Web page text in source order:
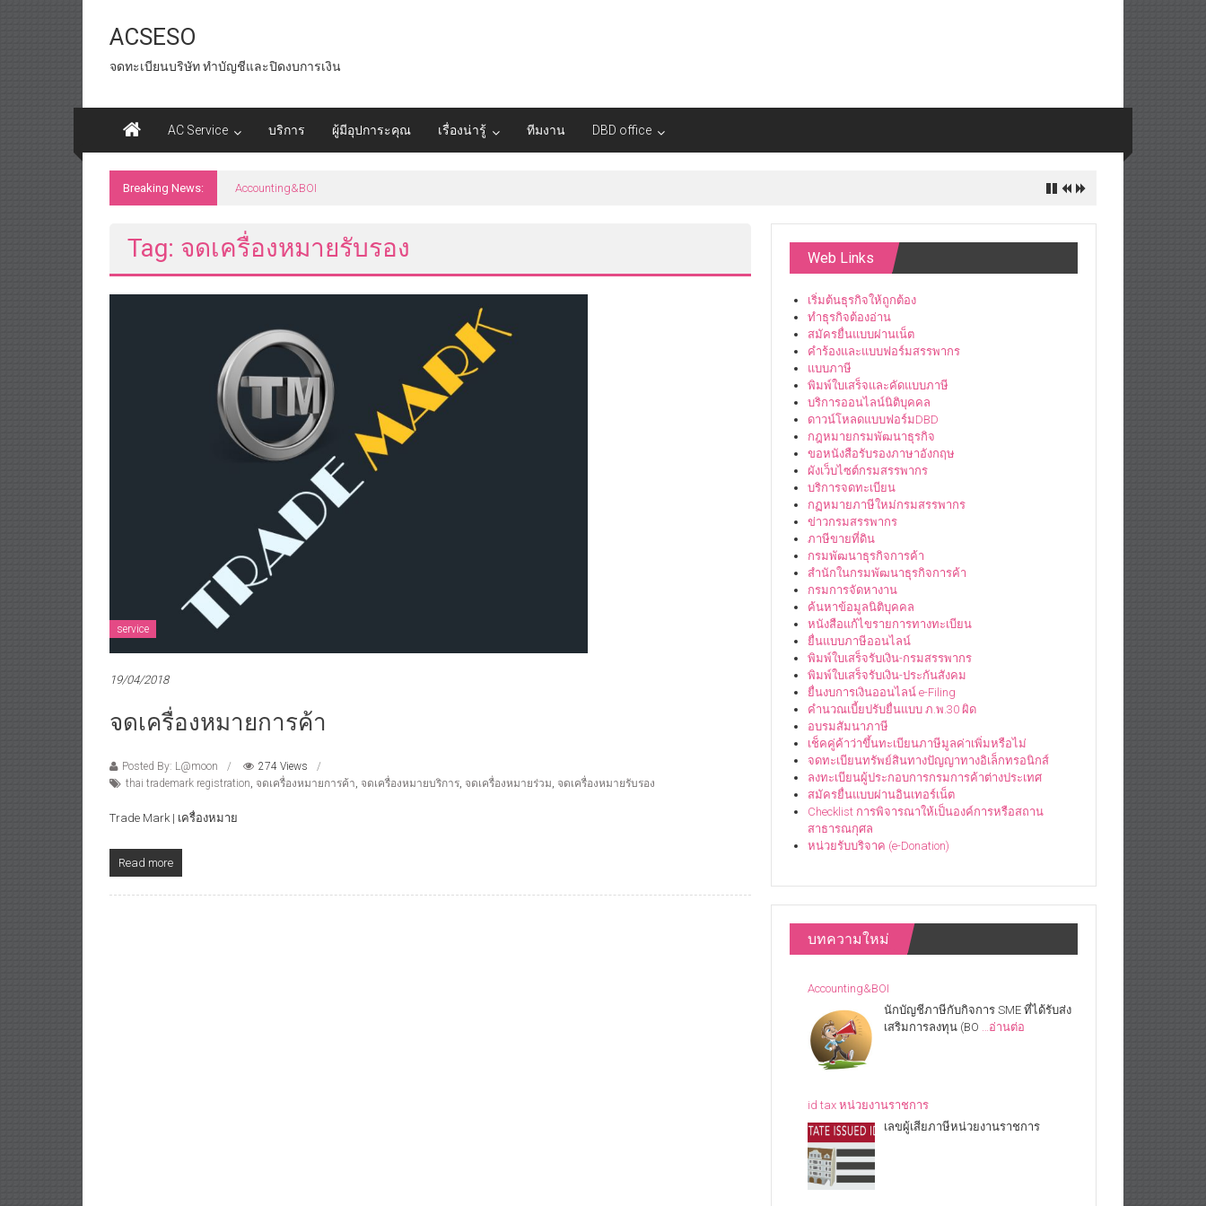
contentACSESO
จดทะเบียนบริษัท ทำบัญชีและปิดงบการเงิน
AC Service บริการ ผู้มีอุปการะคุณ เรื่องน่ารู้ ทีมงาน DBD office
Breaking News: id tax หน่วยงานราชการ
Tag: จดเครื่องหมายรับรอง
service
19/04/2018
จดเครื่องหมายการค้า
Posted By: L@moon
274 Views
thai trademark registration จดเครื่องหมายการค้า จดเครื่องหมายบริการ จดเครื่องหมายร่วม จดเครื่องหมายรับรอง
Trade Mark | เครื่องหมาย
Read more
Web Links
เริ่มต้นธุรกิจให้ถูกต้อง
ทำธุรกิจต้องอ่าน
สมัครยื่นแบบผ่านเน็ต
คำร้องและแบบฟอร์มสรรพากร
แบบภาษี
พิมพ์ใบเสร็จและคัดแบบภาษี
บริการออนไลน์นิติบุคคล
ดาวน์โหลดแบบฟอร์มDBD
กฎหมายกรมพัฒนาธุรกิจ
ขอหนังสือรับรองภาษาอังกฤษ
ผังเว็บไซต์กรมสรรพากร
บริการจดทะเบียน
กฏหมายภาษีใหม่กรมสรรพากร
ข่าวกรมสรรพากร
ภาษีขายที่ดิน
กรมพัฒนาธุรกิจการค้า
สำนักในกรมพัฒนาธุรกิจการค้า
กรมการจัดหางาน
ค้นหาข้อมูลนิติบุคคล
หนังสือแก้ไขรายการทางทะเบียน
ยื่นแบบภาษีออนไลน์
พิมพ์ใบเสร็จรับเงิน-กรมสรรพากร
พิมพ์ใบเสร็จรับเงิน-ประกันสังคม
ยื่นงบการเงินออนไลน์ e-Filing
คำนวณเบี้ยปรับยื่นแบบ ภ.พ.30 ผิด
อบรมสัมนาภาษี
เช็คคู่ค้าว่าขึ้นทะเบียนภาษีมูลค่าเพิ่มหรือไม่
จดทะเบียนทรัพย์สินทางปัญญาทางอิเล็กทรอนิกส์
ลงทะเบียนผู้ประกอบการกรมการค้าต่างประเทศ
สมัครยื่นแบบผ่านอินเทอร์เน็ต
Checklist การพิจารณาให้เป็นองค์การหรือสถาน
สาธารณกุศล
หน่วยรับบริจาค (e-Donation)
บทความใหม่
Accounting&BOI
นักบัญชีภาษีกับกิจการ SME ที่ได้รับส่ง
เสริมการลงทุน (BO …อ่านต่อ
id tax หน่วยงานราชการ
เลขผู้เสียภาษีหน่วยงานราชการ